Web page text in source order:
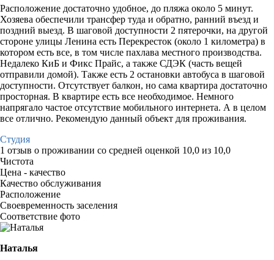
Расположение достаточно удобное, до пляжа около 5 минут.
Хозяева обеспечили трансфер туда и обратно, ранний въезд и
поздний выезд. В шаговой доступности 2 пятерочки, на другой
стороне улицы Ленина есть Перекресток (около 1 километра) в
котором есть все, в том числе пахлава местного производства.
Недалеко КиБ и Фикс Прайс, а также СДЭК (часть вещей
отправили домой). Также есть 2 остановки автобуса в шаговой
доступности. Отсутствует балкон, но сама квартира достаточно
просторная. В квартире есть все необходимое. Немного
напрягало частое отсутствие мобильного интернета. А в целом
все отлично. Рекомендую данный объект для проживания.
Студия
1 отзыв о проживании со средней оценкой 10,0 из 10,0
Чистота
Цена - качество
Качество обслуживания
Расположение
Своевременность заселения
Соответствие фото
Наталья